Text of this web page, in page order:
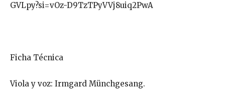
GVLpy?si=vOz-D9TzTPyVVj8uiq2PwA
Ficha Técnica
Viola y voz: Irmgard Münchgesang.